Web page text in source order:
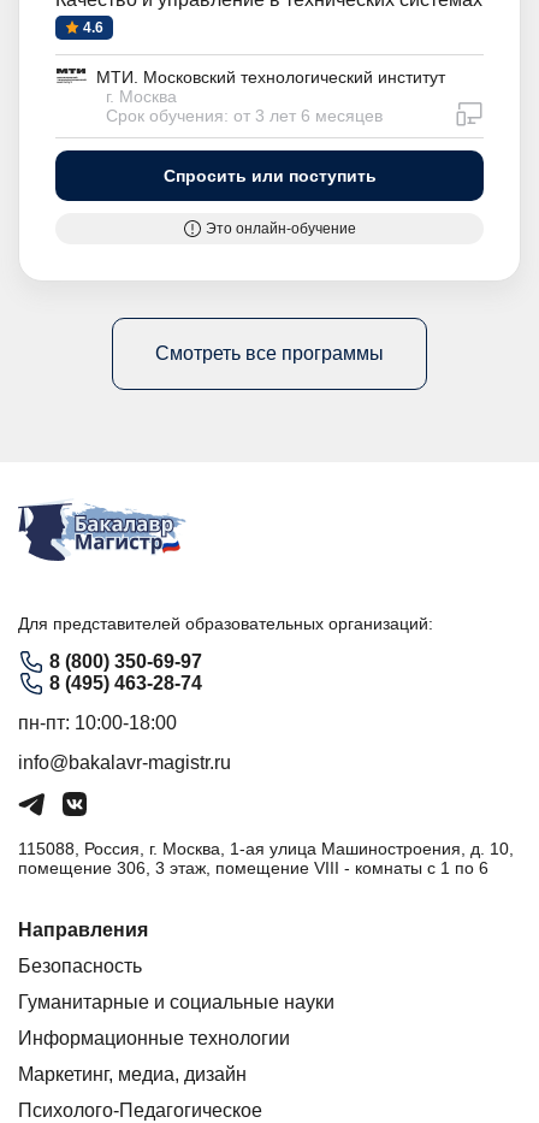
4.6
МТИ. Московский технологический институт
г. Москва
Срок обучения: от 3 лет 6 месяцев
Спросить или поступить
Это онлайн-обучение
Смотреть все программы
Для представителей образовательных организаций:
8 (800) 350-69-97
8 (495) 463-28-74
пн-пт: 10:00-18:00
info@bakalavr-magistr.ru
115088, Россия, г. Москва, 1-ая улица Машиностроения, д. 10,
помещение 306, 3 этаж, помещение VIII - комнаты с 1 по 6
Направления
Безопасность
Гуманитарные и социальные науки
Информационные технологии
Маркетинг, медиа, дизайн
Психолого-Педагогическое